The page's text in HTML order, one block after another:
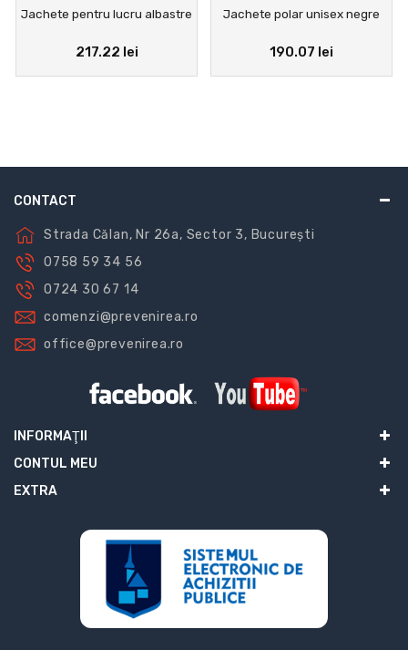
Jachete pentru lucru albastre
217.22 lei
Jachete polar unisex negre
190.07 lei
CONTACT
Strada Călan, Nr 26a, Sector 3, București
0758 59 34 56
0724 30 67 14
comenzi@prevenirea.ro
office@prevenirea.ro
INFORMAŢII
CONTUL MEU
EXTRA